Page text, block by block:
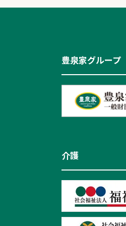
豊泉家グループ
介護